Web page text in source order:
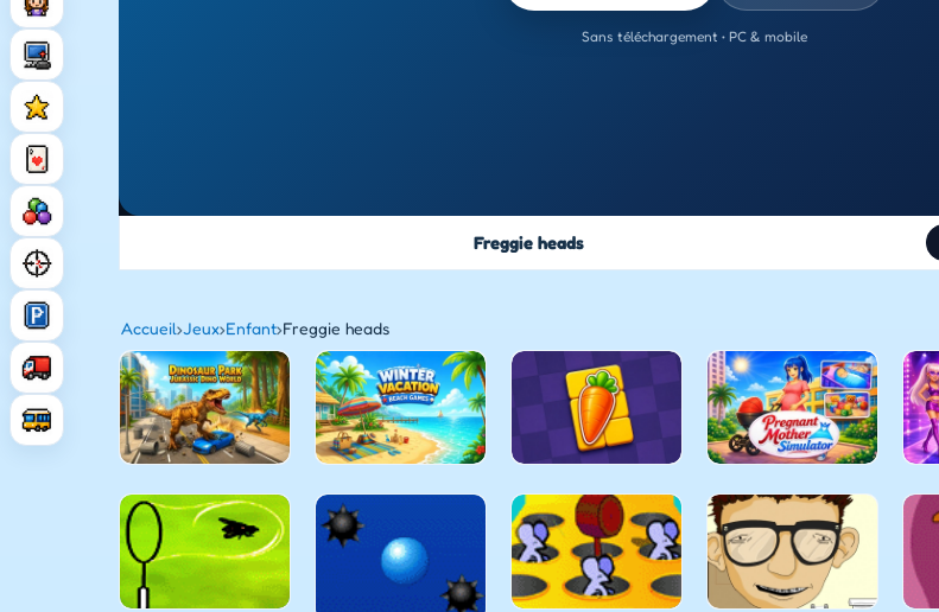
Sans téléchargement • PC & mobile
Freggie heads
Accueil›Jeux›Enfant›Freggie heads